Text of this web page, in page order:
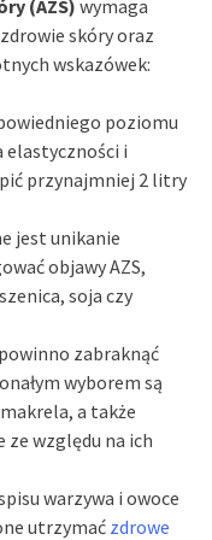
(AZS) wymaga
skóry oraz
wskazówek:
poziomu
elastyczności i
przynajmniej 2 litry
jest unikanie
objawy AZS,
soja czy
zabraknąć
wyborem są
a także
ze względu na ich
warzywa i owoce
utrzymaćzdrowe